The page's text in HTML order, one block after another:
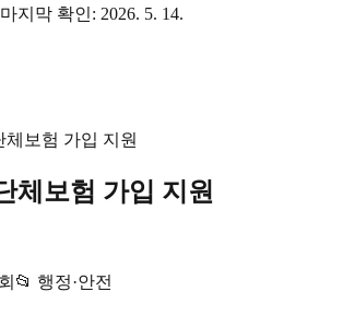
마지막 확인: 2026. 5. 14.
체보험 가입 지원
체보험 가입 지원
📂 행정·안전